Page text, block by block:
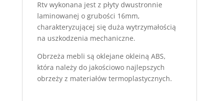
Rtv wykonana jest z płyty dwustronnie
laminowanej o grubości 16mm,
charakteryzującej się duża wytrzymałością
na uszkodzenia mechaniczne.
Obrzeża mebli są oklejane okleiną ABS,
która należy do jakościowo najlepszych
obrzeży z materiałów termoplastycznych.